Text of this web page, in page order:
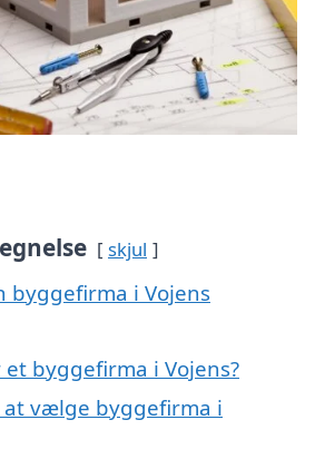
skjul
byggefirma i Vojens
byggefirma i Vojens?
at vælge byggefirma i